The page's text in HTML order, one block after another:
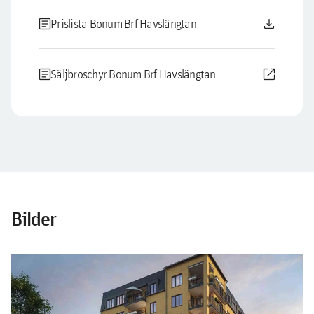
articlePrislista Bonum Brf Havslängtan download
articleSäljbroschyr Bonum Brf Havslängtan open_in_new
Bilder